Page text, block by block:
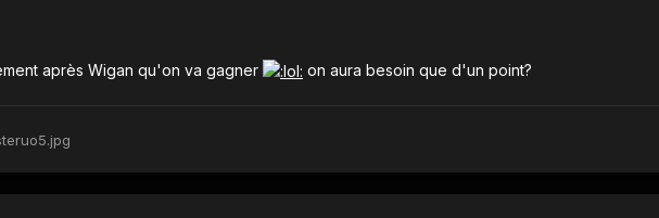
après Wigan qu'on va gagner on aura besoin que d'un point?